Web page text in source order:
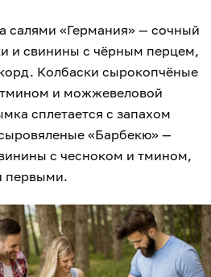
салями «Германия» — сочный
и свинины с чёрным перцем,
Колбаски сырокопчёные
и можжевеловой
сплетается с запахом
«Барбекю» —
с чесноком и тмином,
первыми.